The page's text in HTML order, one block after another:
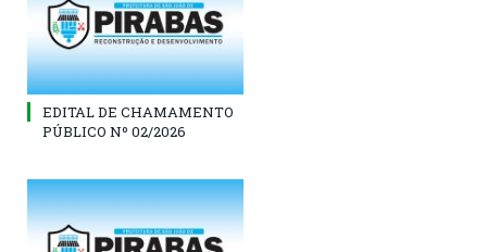
EDITAL DE CHAMAMENTO
PÚBLICO Nº 02/2026